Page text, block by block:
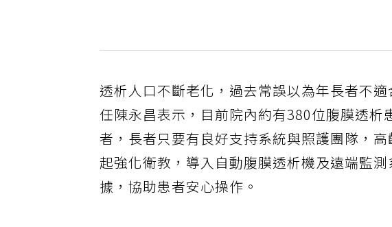
透析人口不斷老化，過去常誤以為年長者不
任陳永昌表示，目前院內約有380位腹膜透析
者，長者只要有良好支持系統與照護團隊，
起強化衛教，導入自動腹膜透析機及遠端監
據，協助患者安心操作。